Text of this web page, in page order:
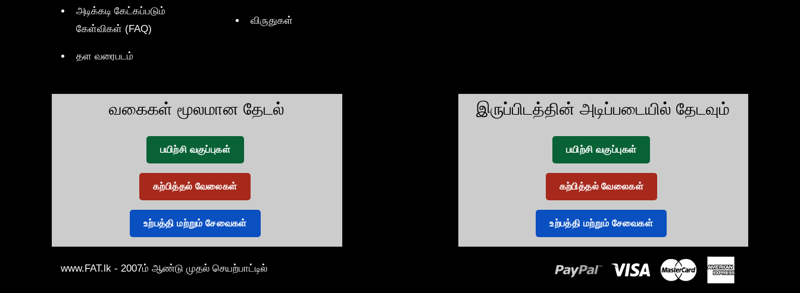
அடிக்கடி கேட்கப்படும்
கேள்விகள் (FAQ)
தள வரைபடம்
விருதுகள்
வகைகள் மூலமான தேடல்
பயிற்சி வகுப்புகள்
கற்பித்தல் வேலைகள்
உற்பத்தி மற்றும் சேவைகள்
இருப்பிடத்தின் அடிப்படையில் தேடவும்
பயிற்சி வகுப்புகள்
கற்பித்தல் வேலைகள்
உற்பத்தி மற்றும் சேவைகள்
www.FAT.lk - 2007ம் ஆண்டு முதல் செயற்பாட்டில்